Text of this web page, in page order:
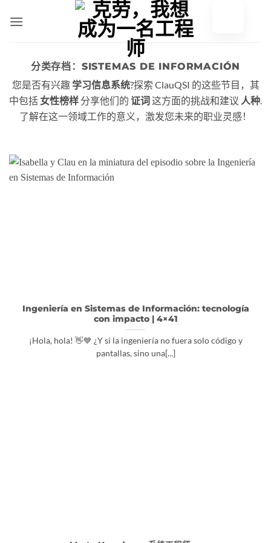
分类存档： SISTEMAS DE INFORMACIÓN
您是否有兴趣 学习信息系统?探索 ClauQSI 的这些节目，其
中包括 女性榜样 分享他们的 证词 这方面的挑战和建议 人种.
了解在这一领域工作的意义，激发您未来的职业灵感！
Ingeniería en Sistemas de Información: tecnología
con impacto | 4×41
¡Hola, hola! 👋💙 ¿Y si la ingeniería no fuera solo código y
pantallas, sino una[...]